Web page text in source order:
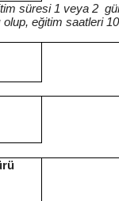
süresi 1 veya 2
olup, eğitim saatleri